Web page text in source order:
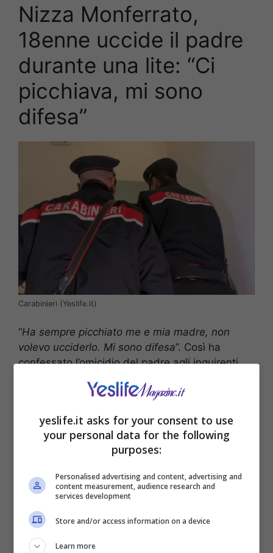
Nizza Monferrato,
18enne uccide il padre
durante una lite: “Ci
picchiava, mi sono
difesa”
Carabinieri (Yeslife.it)
“Ha sempre picchiato me e mia madre, non
volevo ucciderlo. Mi sono difesa”. Così ha
confessato l’omicidio del padre agli inquirenti,
1 marzo, ha accoltellato il padre
vivevano aNizza Monferrato, in provincia di
Asti. La vittima è Akhyad Sulaev, di 50 anni.
yeslife.it asks for your consent to use
your personal data for the following
purposes:
Personalised advertising and content, advertising and
content measurement, audience research and
services development
Store and/or access information on a device
Learn more